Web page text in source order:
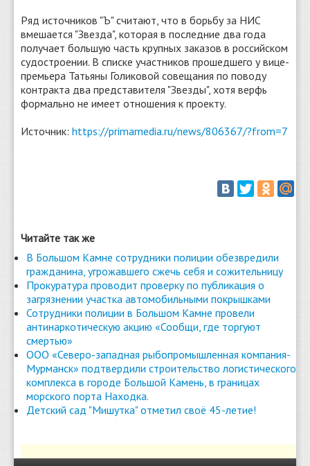
Ряд источников "Ъ" считают, что в борьбу за НИС
вмешается "Звезда", которая в последние два года
получает большую часть крупных заказов в российском
судостроении. В списке участников прошедшего у вице-
премьера Татьяны Голиковой совещания по поводу
контракта два представителя "Звезды", хотя верфь
формально не имеет отношения к проекту.
Источник: https://primamedia.ru/news/806367/?from=7
Читайте так же
В Большом Камне сотрудники полиции обезвредили
гражданина, угрожавшего сжечь себя и сожительницу
Прокуратура проводит проверку по публикация о
загрязнении участка автомобильными покрышками
Сотрудники полиции в Большом Камне провели
антинаркотическую акцию «Сообщи, где торгуют
смертью»
ООО «Северо-западная рыбопромышленная компания-
Мурманск» подтвердили строительство логистического
комплекса в городе Большой Камень, в границах
морского порта Находка.
Детский сад "Мишутка" отметил своё 45-летие!